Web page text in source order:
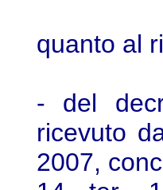
quanto al
- del
ricevuto
2007,